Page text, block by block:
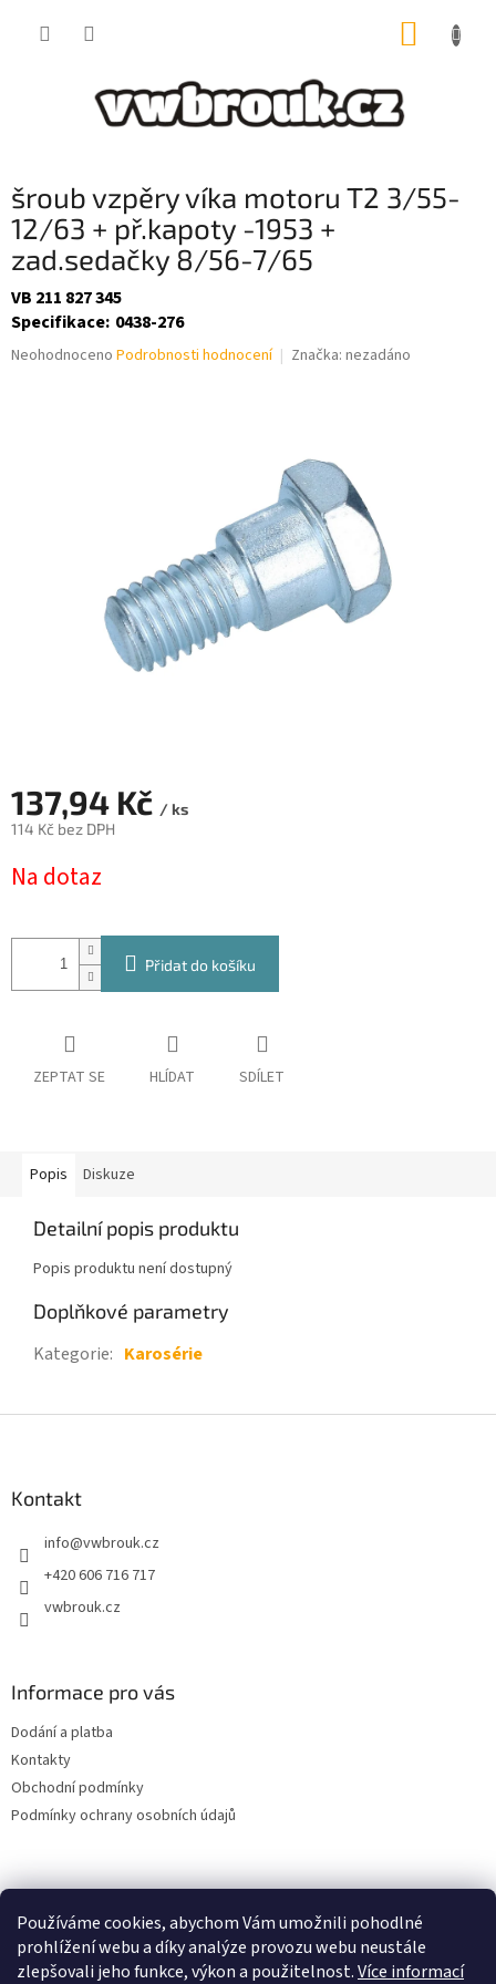
Používáme cookies, abychom Vám umožnili pohodlné
prohlížení webu a díky analýze provozu webu neustále
zlepšovali jeho funkce, výkon a použitelnost.Více informací
šroub vzpěry víka motoru T2 3/55-
12/63 + př.kapoty -1953 +
zad.sedačky 8/56-7/65
VB 211 827 345
Specifikace: 0438-276
Průměrné
Neohodnoceno Podrobnosti hodnocení Značka: nezadáno
137,94 Kč / ks
114 Kč bez DPH
cena:
Na dotaz
Přidat do košíku
ZEPTAT SE HLÍDAT SDÍLET
Popis Diskuze
Detailní popis produktu
Popis produktu není dostupný
Doplňkové parametry
Kategorie: Karosérie
Kontakt
info@vwbrouk.cz
+420 606 716 717
vwbrouk.cz
Informace pro vás
Dodání a platba
Kontakty
Obchodní podmínky
Podmínky ochrany osobních údajů